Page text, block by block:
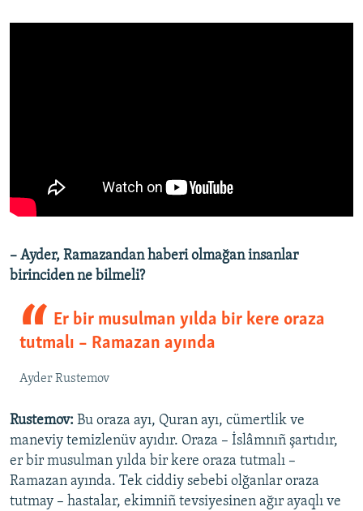
– Ayder, Ramazandan haberi olmağan insanlar
birinciden ne bilmeli?
Er bir musulman yılda bir kere oraza
tutmalı – Ramazan ayında
Ayder Rustemov
Rustemov: Bu oraza ayı, Quran ayı, cümertlik ve
maneviy temizlenüv ayıdır. Oraza – İslâmnıñ şartıdır,
er bir musulman yılda bir kere oraza tutmalı –
Ramazan ayında. Tek ciddiy sebebi olğanlar oraza
tutmay – hastalar, ekimniñ tevsiyesinen ağır ayaqlı ve